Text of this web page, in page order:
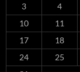
3
4
10
11
17
18
24
25